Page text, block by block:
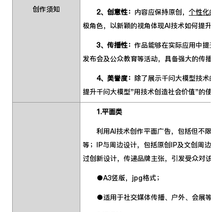
创作须知 2、创意性： 内容应保持原创， 个性化
极角色，以新颖的视角体现AI技术如何提升
3、传播性： 作品能够在实际应用中提
发布会及公众教育等活动，具备强大的传播
4、美誉度： 除了展示千问大模型技术
提升千问大模型"用技术创造社会价值"的使
1.平面类
利用AI技术创作平面广告，包括但不限于
等；IP与周边设计，包括原创IP及文创周边
过创新设计，传递品牌主张，引发受众对该
●A3竖版，jpg格式；
●适用于社交媒体传播、户外、会展等